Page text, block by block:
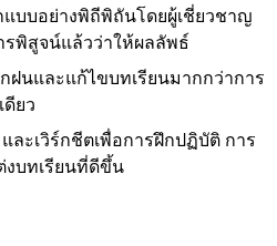
บบอย่างพิถีพิถันโดยผู้เชี่ยวชาญ
พิสูจน์แล้วว่าให้ผลลัพธ์
ฝนและแก้ไขบทเรียนมากกว่าการ
ดียว
ะเวิร์กชีตเพื่อการฝึกปฏิบัติ การ
งบทเรียนที่ดีขึ้น